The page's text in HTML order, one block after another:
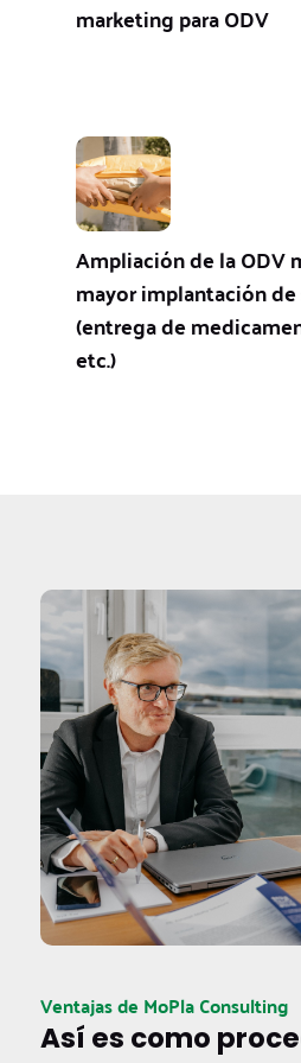
marketing para ODV
Ampliación de la ODV
mayor implantación
(entrega de
etc.)
Ventajas de MoPla Consulting
Así es como